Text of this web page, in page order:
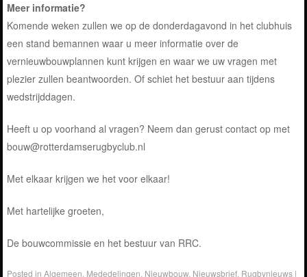
Meer informatie?
Komende weken zullen we op de donderdagavond in het clubhuis
een stand bemannen waar u meer informatie over de
vernieuwbouwplannen kunt krijgen en waar we uw vragen met
plezier zullen beantwoorden. Of schiet het bestuur aan tijdens
wedstrijddagen.
Heeft u op voorhand al vragen? Neem dan gerust contact op met
bouw@rotterdamserugbyclub.nl
Met elkaar krijgen we het voor elkaar!
Met hartelijke groeten,
De bouwcommissie en het bestuur van RRC.
Posted inAlgemeen Mededelingen Nieuwbouw, Nieuwsbrief Rugbynieuws |